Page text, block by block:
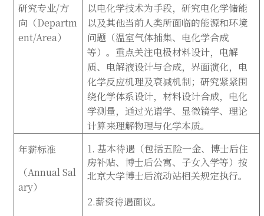
研究专业/方
向（Departm
ent/Area）
以电化学技术为手段，研究电化学储能
以及其他当前人类所面临的能源和环境
问题（温室气体捕集、电化学合成
等）。重点关注电极材料设计，电解
质、电解液设计与合成，界面演化，电
化学反应机理及衰减机制；研究紧紧围
绕化学体系设计，材料设计合成，电化
学测量，通过光谱学、显微镜学、理论
计算来理解物理与化学本质。
年薪标准
（Annual Sal
ary）
1. 基本待遇（包括五险一金、博士后住
房补贴、博士后公寓、子女入学等）按
北京大学博士后流动站相关规定执行。
2.薪资待遇面议。